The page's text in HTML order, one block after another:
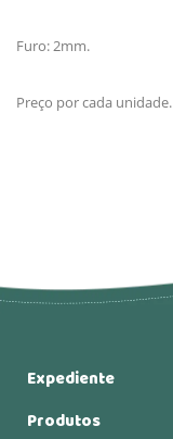
Furo: 2mm.
Preço por cada unidade.
Expediente
Produtos